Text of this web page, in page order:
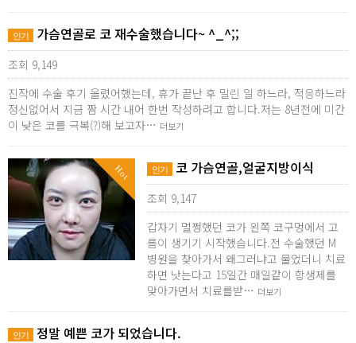
인기 가슴연골로 코 재수술했습니다~ ^_^;;
조회 9,149
진작에 수술 후기 올렸어했는데, 휴가 끝난 후 밀린 일 하느라, 적응하느라
정신없어서 지금 짬 시간 내어 한번 작성하려고 합니다.저는 8년전에 미간
이 낮은 코를 극복(?)해 보고자… 더보기
Hot 인기 코 가슴연골,얼굴지방이식
조회 9,147
갑자기 멀쩡했던 코가 왼쪽 코구멍에서 고
름이 생기기 시작했습니다.전 수술했던 M
병원을 찾아가서 왜그러냐고 물었더니 치료
하면 낫는다고 15일간 매일같이 항생제를
맞아가면서 치료를받… 더보기
인기 정말 예쁜 코가 되었습니다.